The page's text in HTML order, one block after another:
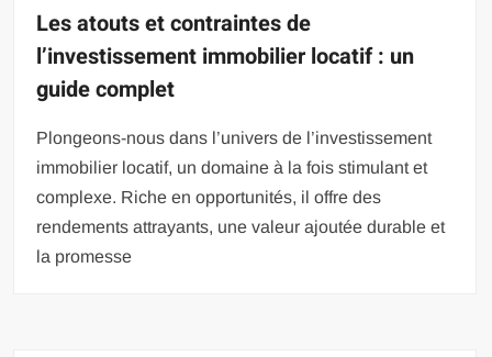
Les atouts et contraintes de
l’investissement immobilier locatif : un
guide complet
Plongeons-nous dans l’univers de l’investissement
immobilier locatif, un domaine à la fois stimulant et
complexe. Riche en opportunités, il offre des
rendements attrayants, une valeur ajoutée durable et
la promesse